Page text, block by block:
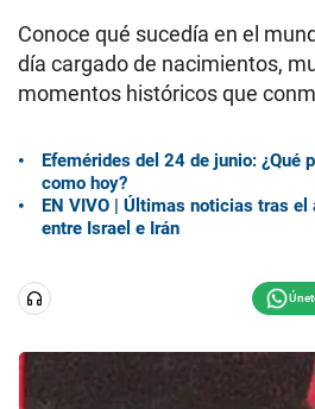
Conoce qué sucedía en el
día cargado de nacimientos,
momentos históricos que
Efemérides del 24 de junio: ¿Qué
como hoy?
EN VIVO | Últimas noticias tras
entre Israel e Irán